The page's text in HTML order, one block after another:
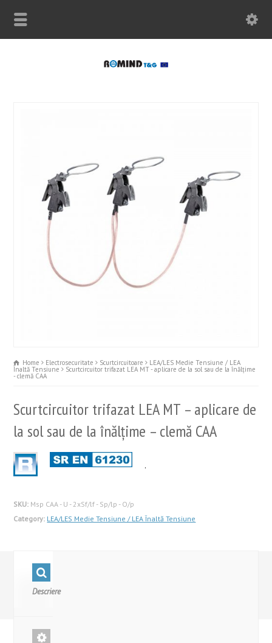
Home Electrosecuritate Scurtcircuitoare LEA/LES Medie Tensiune / LEA
Înaltă Tensiune Scurtcircuitor trifazat LEA MT - aplicare de la sol sau de la înălțime
- clemă CAA
Scurtcircuitor trifazat LEA MT – aplicare de
la sol sau de la înălțime – clemă CAA
.
SKU: Msp CAA - U - 2xSf/lf - Sp/lp - O/p
Category: LEA/LES Medie Tensiune / LEA Înaltă Tensiune
Descriere